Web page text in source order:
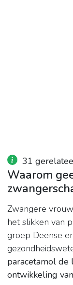
31
Waarom
Zwangere
het slikken van
groep Deense
paracetamol de
ontwikkeling